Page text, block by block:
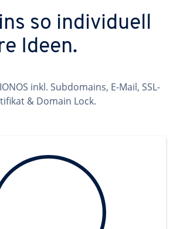
so individuell
Ideen.
inkl. Subdomains, E-Mail, SSL-
& Domain Lock.